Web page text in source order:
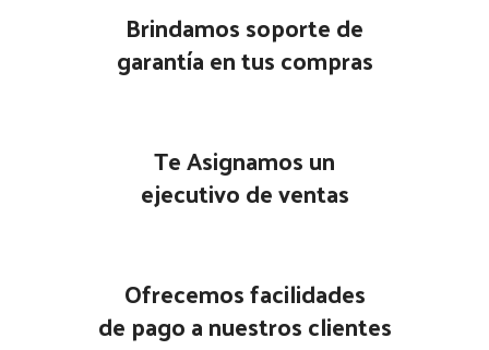
Brindamos soporte de
garantía en tus compras
Te Asignamos un
ejecutivo de ventas
Ofrecemos facilidades
de pago a nuestros clientes